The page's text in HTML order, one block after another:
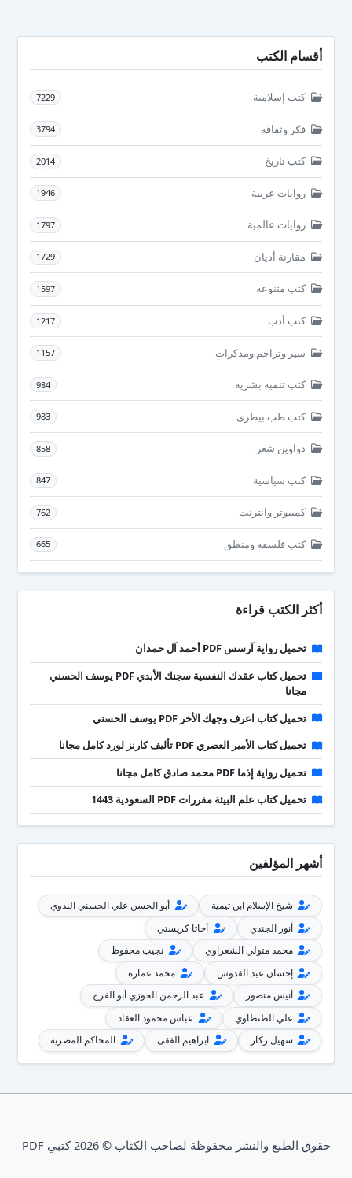
أقسام الكتب
كتب إسلامية 7229
فكر وثقافة 3794
كتب تاريخ 2014
روايات عربية 1946
روايات عالمية 1797
مقارنة أديان 1729
كتب متنوعة 1597
كتب أدب 1217
سير وتراجم ومذكرات 1157
كتب تنمية بشرية 984
كتب طب بيطرى 983
دواوين شعر 858
كتب سياسية 847
كمبيوتر وانترنت 762
كتب فلسفة ومنطق 665
أكثر الكتب قراءة
تحميل رواية آرسس PDF أحمد آل حمدان
تحميل كتاب عقدك النفسية سجنك الأبدي PDF يوسف الحسني
مجانا
تحميل كتاب اعرف وجهك الأخر PDF يوسف الحسني
تحميل كتاب الأمير العصري PDF تأليف كارنز لورد كامل مجانا
تحميل رواية إذما PDF محمد صادق كامل مجانا
تحميل كتاب علم البيئة مقررات PDF السعودية 1443
أشهر المؤلفين
شيخ الإسلام ابن تيمية
أبو الحسن علي الحسني الندوي
أنور الجندي
أجاثا كريستي
محمد متولي الشعراوي
نجيب محفوظ
إحسان عبد القدوس
محمد عمارة
أنيس منصور
عبد الرحمن الجوزي أبو الفرج
علي الطنطاوي
عباس محمود العقاد
سهيل زكار
ابراهيم الفقى المحاكم المصرية
حقوق الطبع والنشر محفوظة لصاحب الكتاب © 2026 كتبي PDF